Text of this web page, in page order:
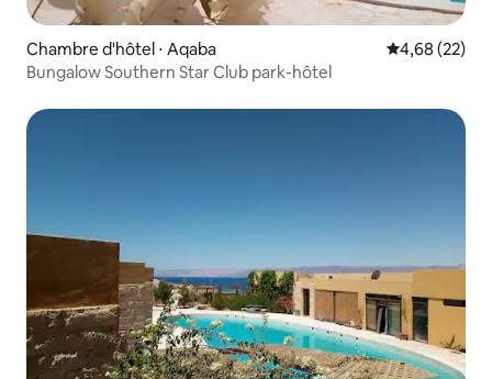
Chambre d'hôtel ⋅ Aqaba Évaluation
4,68 (22)
Bungalow Southern Star Club park-hôtel